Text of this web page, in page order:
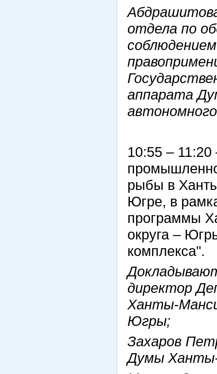
отдела по
аппарата
10:55 –
рыбы в
Югре, в
программы
округа –
комплекса".
директор
Ханты-
Югры;
Захаров
Думы Ханты-